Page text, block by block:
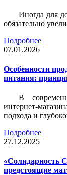
Иногда для
обязательно
Подробнее
07.01.2026
Особенности
питания:
В
интернет-
подхода и
Подробнее
27.12.2025
«Солидарность
предстоящие